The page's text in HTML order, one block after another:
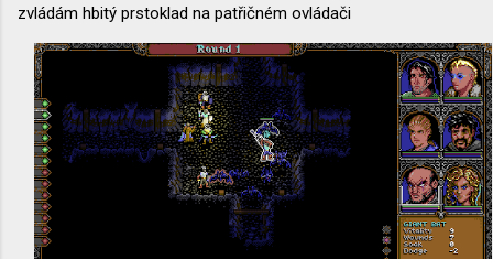
zvládám hbitý prstoklad na patřičném ovládači